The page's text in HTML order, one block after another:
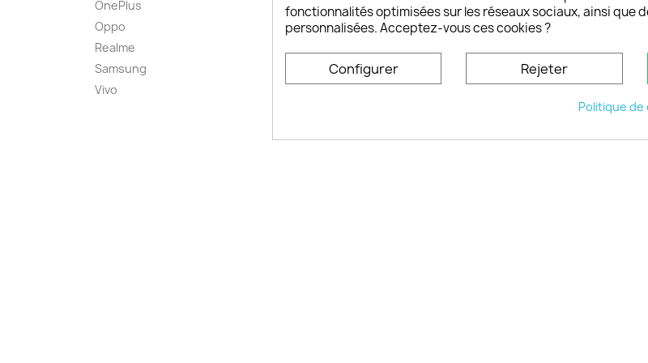
OnePlus
Oppo
Realme
Samsung
Vivo
FAQ choisistacoque
Comment personnaliser son
Contactez-nous
Plan du site
© 2026 - choisistacoque.com
fonctionnalités optimisées sur les réseaux sociaux, ainsi que
personnalisées. Acceptez-vous ces cookies ?
Configurer Rejeter
Politique